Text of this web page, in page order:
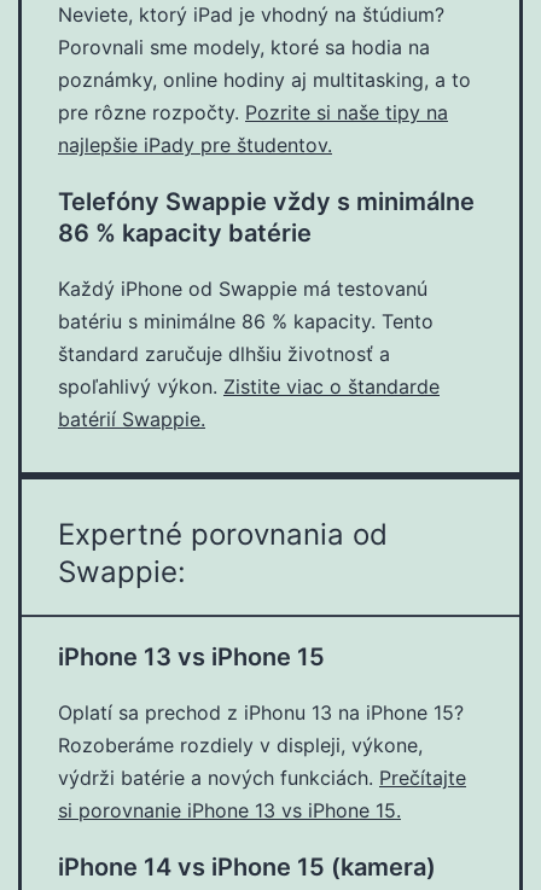
Neviete, ktorý iPad je vhodný na štúdium?
Porovnali sme modely, ktoré sa hodia na
poznámky, online hodiny aj multitasking, a to
pre rôzne rozpočty. Pozrite si naše tipy na
najlepšie iPady pre študentov.
Telefóny Swappie vždy s minimálne
86 % kapacity batérie
Každý iPhone od Swappie má testovanú
batériu s minimálne 86 % kapacity. Tento
štandard zaručuje dlhšiu životnosť a
spoľahlivý výkon. Zistite viac o štandarde
batérií Swappie.
Expertné porovnania od
Swappie:
iPhone 13 vs iPhone 15
Oplatí sa prechod z iPhonu 13 na iPhone 15?
Rozoberáme rozdiely v displeji, výkone,
výdrži batérie a nových funkciách. Prečítajte
si porovnanie iPhone 13 vs iPhone 15.
iPhone 14 vs iPhone 15 (kamera)